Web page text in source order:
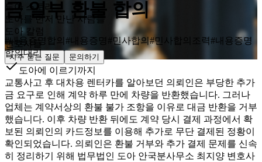
도아 스토리
도아를 먼저 만난 사람들
도아 칼럼
변호샤들
자주 묻는 질문 문의하기
금 일부 환불 합의
#내용증명합의 #내용증명 민사합의#민사합의조력#내용증명
합의대리
도아에 이르기까지
교통사고 후 대차용 렌터카를 알아보던 의뢰인은 부당한 추가
금 요구로 인해 계약 하루 만에 차량을 반환했습니다. 그러나
업체는 계약서상의 환불 불가 조항을 이유로 대금 반환을 거부
했습니다. 이후 차량 반환 뒤에도 계약 당시 결제 과정에서 확
보된 의뢰인의 카드정보를 이용해 추가로 무단 결제된 정황이
확인되었습니다. 의뢰인은 환불 거부와 추가 결제 문제를 신속
히 정리하기 위해 법무법인 도아 안국분사무소 최지양 변호사